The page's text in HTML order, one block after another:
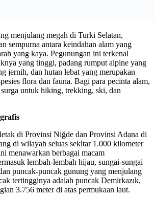
menjulang megah di Turki Selatan,
sempurna antara keindahan alam yang
yang kaya. Pegunungan ini terkenal
yang tinggi, padang rumput alpine yang
jernih, dan hutan lebat yang merupakan
flora dan fauna. Bagi para pecinta alam,
untuk hiking, trekking, ski, dan
di Provinsi Niğde dan Provinsi Adana di
di wilayah seluas sekitar 1.000 kilometer
menawarkan berbagai macam
lembah-lembah hijau, sungai-sungai
puncak-puncak gunung yang menjulang
tertingginya adalah puncak Demirkazık,
3.756 meter di atas permukaan laut.